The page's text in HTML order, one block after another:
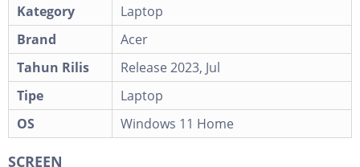
Kategory
Laptop
Brand
Acer
Tahun Rilis
Release 2023, Jul
Tipe
Laptop
OS
Windows 11 Home
SCREEN